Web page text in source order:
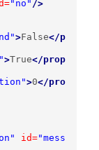
"no" />
>False</p
>True</prop
>0</pro
id="mess